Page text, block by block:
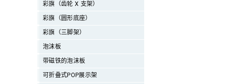
彩旗（齿轮 X 支架）
彩旗（圆形底座）
彩旗（三脚架）
泡沫板
带磁铁的泡沫板
可折叠式POP展示架